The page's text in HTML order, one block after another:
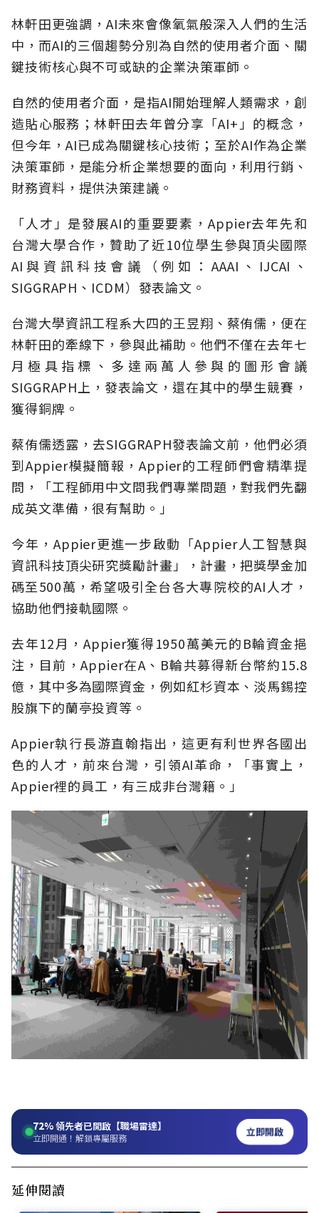
林軒田更強調，AI未來會像氧氣般深入人們的生活
中，而AI的三個趨勢分別為自然的使用者介面、關
鍵技術核心與不可或缺的企業決策軍師。
自然的使用者介面，是指AI開始理解人類需求，創
造貼心服務；林軒田去年曾分享「AI+」的概念，
但今年，AI已成為關鍵核心技術；至於AI作為企業
決策軍師，是能分析企業想要的面向，利用行銷、
財務資料，提供決策建議。
「人才」是發展AI的重要要素，Appier去年先和
台灣大學合作，贊助了近10位學生參與頂尖國際
AI與資訊科技會議（例如：AAAI、IJCAI、
SIGGRAPH、ICDM）發表論文。
台灣大學資訊工程系大四的王昱翔、蔡侑儒，便在
林軒田的牽線下，參與此補助。他們不僅在去年七
月極具指標、多達兩萬人參與的圖形會議
SIGGRAPH上，發表論文，還在其中的學生競賽，
獲得銅牌。
蔡侑儒透露，去SIGGRAPH發表論文前，他們必須
到Appier模擬簡報，Appier的工程師們會精準提
問，「工程師用中文問我們專業問題，對我們先翻
成英文準備，很有幫助。」
今年，Appier更進一步啟動「Appier人工智慧與
資訊科技頂尖研究獎勵計畫」，計畫，把獎學金加
碼至500萬，希望吸引全台各大專院校的AI人才，
協助他們接軌國際。
去年12月，Appier獲得1950萬美元的B輪資金挹
注，目前，Appier在A、B輪共募得新台幣約15.8
億，其中多為國際資金，例如紅杉資本、淡馬錫控
股旗下的蘭亭投資等。
Appier執行長游直翰指出，這更有利世界各國出
色的人才，前來台灣，引領AI革命，「事實上，
Appier裡的員工，有三成非台灣籍。」
72%領先者已開啟【職場雷達】
立即開通！解鎖專屬服務 立即開啟
延伸閱讀